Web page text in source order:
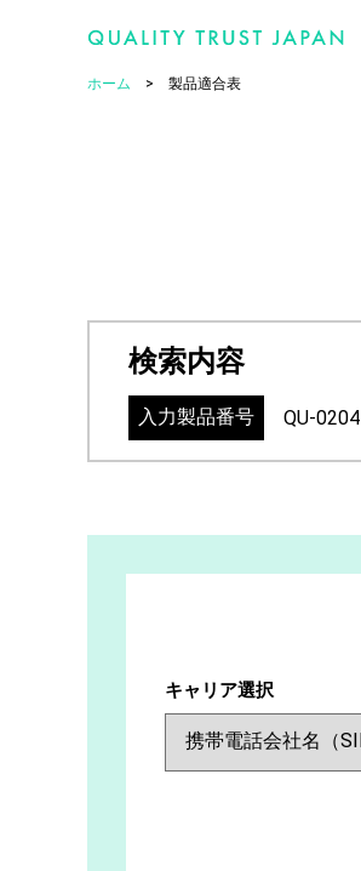
ホーム 製品適合表
検索内容
入力製品番号 QU-0204
キャリア選択